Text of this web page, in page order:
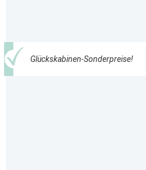
Glückskabinen-Sonderpreise!